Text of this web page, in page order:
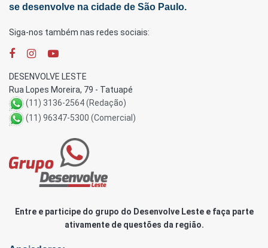
se desenvolve na cidade de São Paulo.
Siga-nos também nas redes sociais:
DESENVOLVE LESTE
Rua Lopes Moreira, 79 - Tatuapé
(11) 3136-2564 (Redação)
(11) 96347-5300 (Comercial)
Entre e participe do grupo do Desenvolve Leste e faça parte
ativamente de questões da região.